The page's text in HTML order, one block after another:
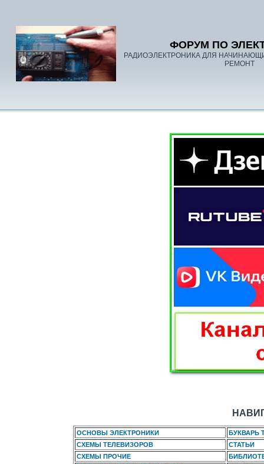
ФОРУМ ПО
РАДИОЭЛЕКТРОНИКА ДЛЯ
РЕМОНТ
ОСНОВЫ ЭЛЕКТРОНИКИ
БУКВАРЬ
СХЕМЫ ТЕЛЕВИЗОРОВ
СТАТЬИ
СХЕМЫ ПРОЧИЕ